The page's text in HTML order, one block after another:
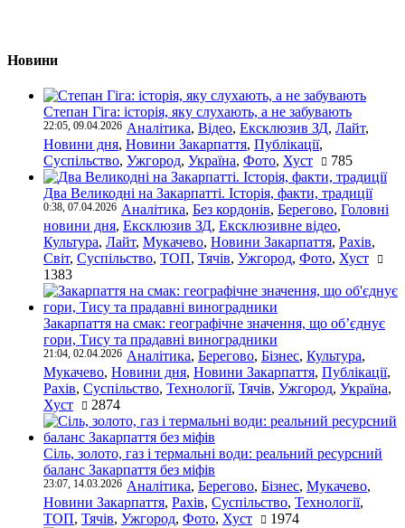
Новини
Степан Гіга: історія, яку слухають, а не забувають
22:05, 09.04.2026 Аналітика, Відео, Ексклюзив ЗД, Лайт,
Новини дня, Новини Закарпаття, Публікації,
Суспільство, Ужгород, Україна, Фото, Хуст 785
Два Великодні на Закарпатті. Історія, факти, традиції
0:38, 07.04.2026 Аналітика, Без кордонів, Берегово, Головні
новини дня, Ексклюзив ЗД, Ексклюзивне відео,
Культура, Лайт, Мукачево, Новини Закарпаття, Рахів,
Світ, Суспільство, ТОП, Тячів, Ужгород, Фото, Хуст
1383
Закарпаття на смак: географічне значення, що об’єднує
гори, Тису та прадавні виноградники
21:04, 02.04.2026 Аналітика, Берегово, Бізнес, Культура,
Мукачево, Новини дня, Новини Закарпаття, Публікації,
Рахів, Суспільство, Технології, Тячів, Ужгород, Україна,
Хуст
2874
Сіль, золото, газ і термальні води: реальний ресурсний
баланс Закарпаття без міфів
23:07, 14.03.2026 Аналітика, Берегово, Бізнес, Мукачево,
Новини Закарпаття, Рахів, Суспільство, Технології,
ТОП, Тячів, Ужгород, Фото, Хуст 1974